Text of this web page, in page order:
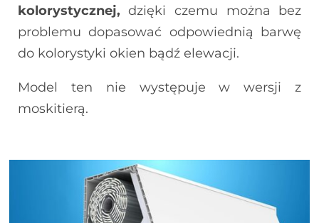
kolorystycznej, dzięki czemu można bez
problemu dopasować odpowiednią barwę
do kolorystyki okien bądź elewacji.
Model ten nie występuje w wersji z
moskitierą.